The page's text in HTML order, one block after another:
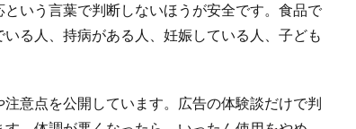
いう言葉で判断しないほうが安全です。食品で
る人、持病がある人、妊娠している人、子ども
意点を公開しています。広告の体験談だけで判